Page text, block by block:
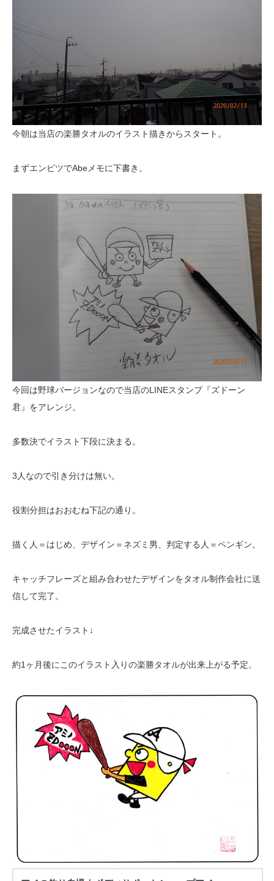
今朝は当店の楽勝タオルのイラスト描きからスタート。
まずエンピツでAbeメモに下書き。
今回は野球バージョンなので当店のLINEスタンプ『ズドーン
君』をアレンジ。
多数決でイラスト下段に決まる。
3人なので引き分けは無い。
役割分担はおおむね下記の通り。
描く人＝はじめ、デザイン＝ネズミ男、判定する人＝ペンギン。
キャッチフレーズと組み合わせたデザインをタオル制作会社に送
信して完了。
完成させたイラスト↓
約1ヶ月後にこのイラスト入りの楽勝タオルが出来上がる予定。